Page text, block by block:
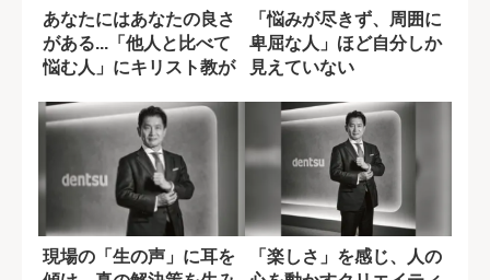
あなたにはあなたの良さ
がある...「他人と比べて
悩む人」にキリスト教が
「悩みが尽きず、周囲に
卑屈な人」ほど自分しか
見えていない
現場の「生の声」に耳を
「楽しさ」を感じ、人の